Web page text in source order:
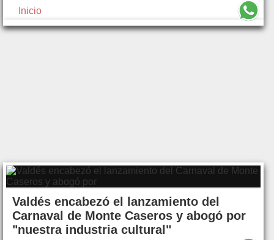
Inicio
Valdés encabezó el lanzamiento del
Carnaval de Monte Caseros y abogó por
"nuestra industria cultural"